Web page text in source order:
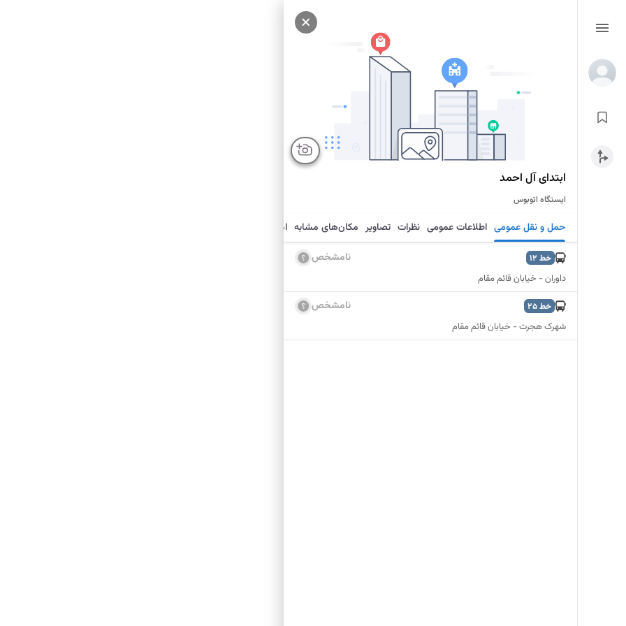
ابتدای آل احمد
ایستگاه اتوبوس
حمل و نقل عمومی اطلاعات عمومی نظرات تصاویر مکان‌های مشابه امکانات نزدیک
خط 12 نامشخص
داوران - خیابان قائم مقام
خط25 نامشخص
شهرک هجرت - خیابان قائم مقام